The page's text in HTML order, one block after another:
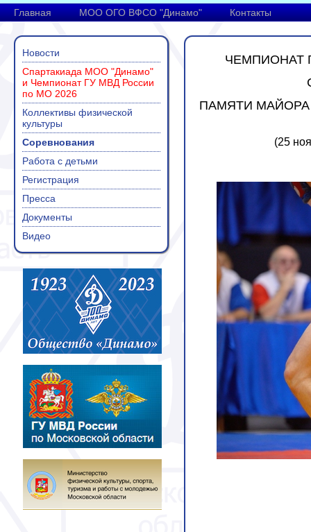
Главная МОО ОГО ВФСО "Динамо" Контакты
Новости
Спартакиада МОО "Динамо"
и Чемпионат ГУ МВД России
по МО 2026
Коллективы физической
культуры
Соревнования
Работа с детьми
Регистрация
Пресса
Документы
Видео
ЧЕМПИОНАТ
ПАМЯТИ
(25